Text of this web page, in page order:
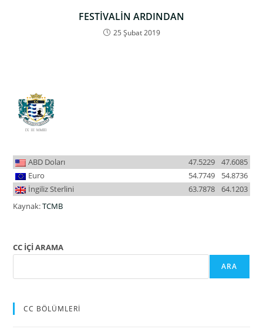
FESTİVALİN ARDINDAN
25 Şubat 2019
ABD Doları 47.6085
47.5229
Euro
54.8736
54.7749
İngiliz Sterlini
64.1203
63.7878
Kaynak:TCMB
CC İÇİ ARAMA
ARA
CC BÖLÜMLERİ